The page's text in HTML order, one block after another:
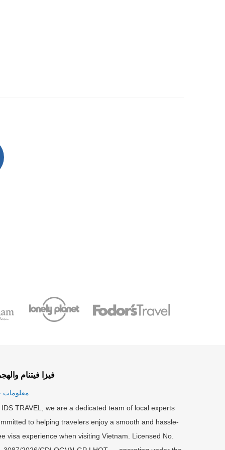
فيزا فيتنام
معلومات
IDS TRAVEL, we are a dedicated team of local experts
to helping travelers enjoy a smooth and hassle-
visa experience when visiting Vietnam. Licensed No.